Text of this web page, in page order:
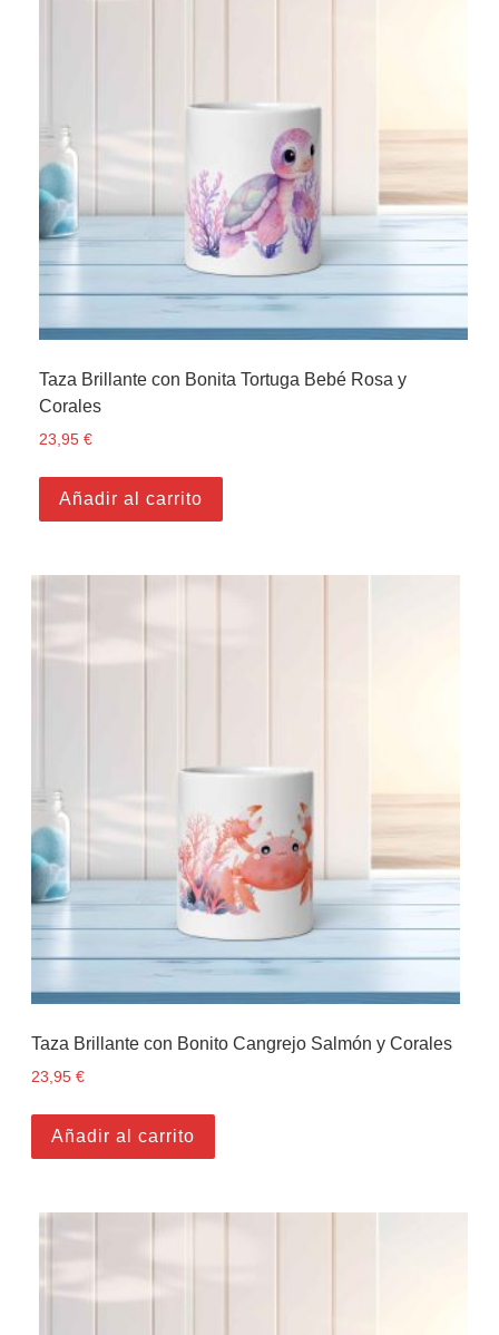
Taza Brillante con Bonita Tortuga Bebé Rosa y
Corales
23,95€
Añadir al carrito
Taza Brillante con Bonito Cangrejo Salmón y Corales
23,95 €
Añadir al carrito